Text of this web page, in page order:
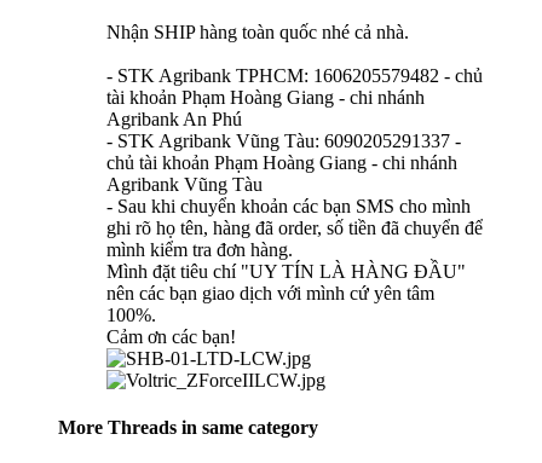
Nhận SHIP hàng toàn quốc nhé cả nhà.
- STK Agribank TPHCM: 1606205579482 - chủ
tài khoản Phạm Hoàng Giang - chi nhánh
Agribank An Phú
- STK Agribank Vũng Tàu: 6090205291337 -
chủ tài khoản Phạm Hoàng Giang - chi nhánh
Agribank Vũng Tàu
- Sau khi chuyển khoản các bạn SMS cho mình
ghi rõ họ tên, hàng đã order, số tiền đã chuyển để
mình kiểm tra đơn hàng.
Mình đặt tiêu chí "UY TÍN LÀ HÀNG ĐẦU"
nên các bạn giao dịch với mình cứ yên tâm
100%.
Cảm ơn các bạn!
More Threads in same category